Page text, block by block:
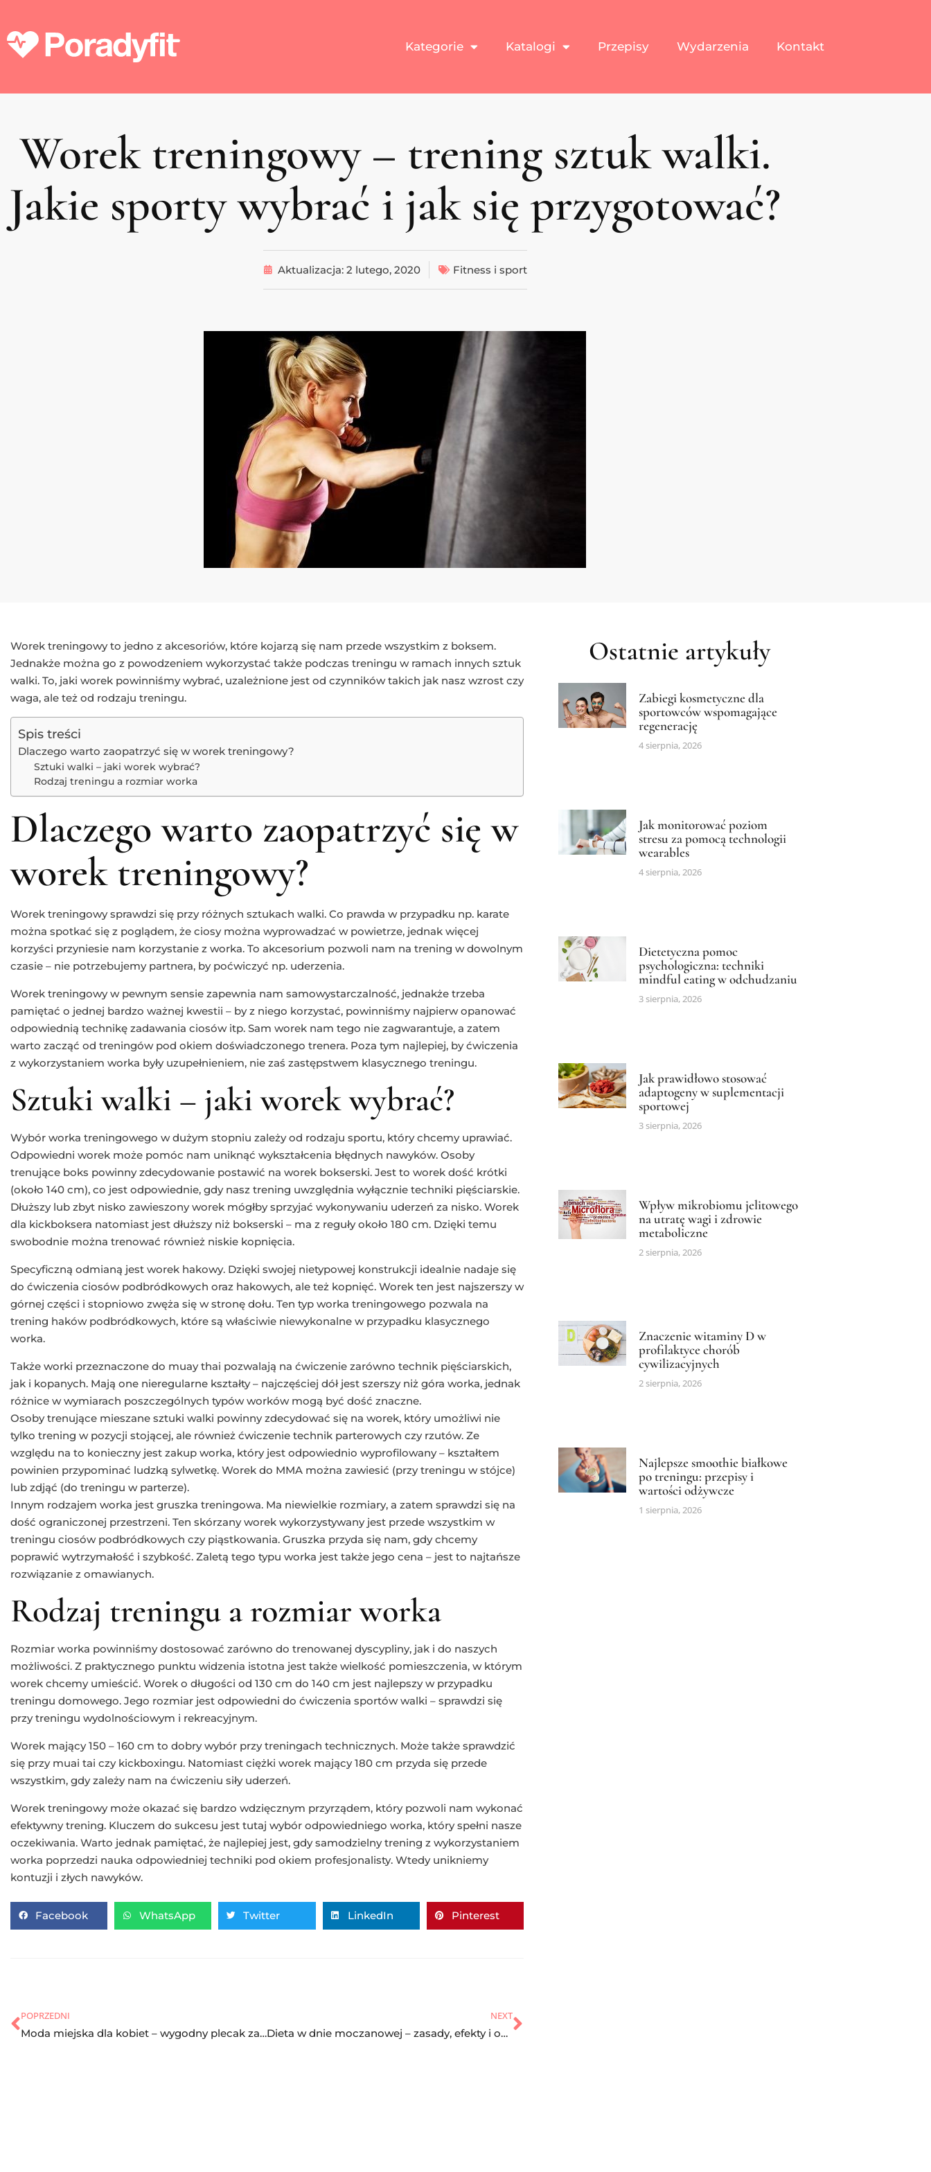
Kategorie Katalogi Przepisy Wydarzenia Kontakt
Worek treningowy – trening sztuk walki.
Jakie sporty wybrać i jak się przygotować?
Aktualizacja: 2 lutego, 2020 Fitness i sport
Worek treningowy to jedno z akcesoriów, które kojarzą się nam przede wszystkim z boksem.
Jednakże można go z powodzeniem wykorzystać także podczas treningu w ramach innych sztuk
walki. To, jaki worek powinniśmy wybrać, uzależnione jest od czynników takich jak nasz wzrost czy
waga, ale też od rodzaju treningu.
Spis treści
Dlaczego warto zaopatrzyć się w worek treningowy?
Sztuki walki – jaki worek wybrać?
Rodzaj treningu a rozmiar worka
Dlaczego warto zaopatrzyć się w
worek treningowy?
Worek treningowy sprawdzi się przy różnych sztukach walki. Co prawda w przypadku np. karate
można spotkać się z poglądem, że ciosy można wyprowadzać w powietrze, jednak więcej
korzyści przyniesie nam korzystanie z worka. To akcesorium pozwoli nam na trening w dowolnym
czasie – nie potrzebujemy partnera, by poćwiczyć np. uderzenia.
Worek treningowy w pewnym sensie zapewnia nam samowystarczalność, jednakże trzeba
pamiętać o jednej bardzo ważnej kwestii – by z niego korzystać, powinniśmy najpierw opanować
odpowiednią technikę zadawania ciosów itp. Sam worek nam tego nie zagwarantuje, a zatem
warto zacząć od treningów pod okiem doświadczonego trenera. Poza tym najlepiej, by ćwiczenia
z wykorzystaniem worka były uzupełnieniem, nie zaś zastępstwem klasycznego treningu.
Sztuki walki – jaki worek wybrać?
Wybór worka treningowego w dużym stopniu zależy od rodzaju sportu, który chcemy uprawiać.
Odpowiedni worek może pomóc nam uniknąć wykształcenia błędnych nawyków. Osoby
trenujące boks powinny zdecydowanie postawić na worek bokserski. Jest to worek dość krótki
(około 140 cm), co jest odpowiednie, gdy nasz trening uwzględnia wyłącznie techniki pięściarskie.
Dłuższy lub zbyt nisko zawieszony worek mógłby sprzyjać wykonywaniu uderzeń za nisko. Worek
dla kickboksera natomiast jest dłuższy niż bokserski – ma z reguły około 180 cm. Dzięki temu
swobodnie można trenować również niskie kopnięcia.
Specyficzną odmianą jest worek hakowy. Dzięki swojej nietypowej konstrukcji idealnie nadaje się
do ćwiczenia ciosów podbródkowych oraz hakowych, ale też kopnięć. Worek ten jest najszerszy w
górnej części i stopniowo zwęża się w stronę dołu. Ten typ worka treningowego pozwala na
trening haków podbródkowych, które są właściwie niewykonalne w przypadku klasycznego
worka.
Także worki przeznaczone do muay thai pozwalają na ćwiczenie zarówno technik pięściarskich,
jak i kopanych. Mają one nieregularne kształty – najczęściej dół jest szerszy niż góra worka, jednak
różnice w wymiarach poszczególnych typów worków mogą być dość znaczne.
Osoby trenujące mieszane sztuki walki powinny zdecydować się na worek, który umożliwi nie
tylko trening w pozycji stojącej, ale również ćwiczenie technik parterowych czy rzutów. Ze
względu na to konieczny jest zakup worka, który jest odpowiednio wyprofilowany – kształtem
powinien przypominać ludzką sylwetkę. Worek do MMA można zawiesić (przy treningu w stójce)
lub zdjąć (do treningu w parterze).
Innym rodzajem worka jest gruszka treningowa. Ma niewielkie rozmiary, a zatem sprawdzi się na
dość ograniczonej przestrzeni. Ten skórzany worek wykorzystywany jest przede wszystkim w
treningu ciosów podbródkowych czy piąstkowania. Gruszka przyda się nam, gdy chcemy
poprawić wytrzymałość i szybkość. Zaletą tego typu worka jest także jego cena – jest to najtańsze
rozwiązanie z omawianych.
Rodzaj treningu a rozmiar worka
Rozmiar worka powinniśmy dostosować zarówno do trenowanej dyscypliny, jak i do naszych
możliwości. Z praktycznego punktu widzenia istotna jest także wielkość pomieszczenia, w którym
worek chcemy umieścić. Worek o długości od 130 cm do 140 cm jest najlepszy w przypadku
treningu domowego. Jego rozmiar jest odpowiedni do ćwiczenia sportów walki – sprawdzi się
przy treningu wydolnościowym i rekreacyjnym.
Worek mający 150 – 160 cm to dobry wybór przy treningach technicznych. Może także sprawdzić
się przy muai tai czy kickboxingu. Natomiast ciężki worek mający 180 cm przyda się przede
wszystkim, gdy zależy nam na ćwiczeniu siły uderzeń.
Worek treningowy może okazać się bardzo wdzięcznym przyrządem, który pozwoli nam wykonać
efektywny trening. Kluczem do sukcesu jest tutaj wybór odpowiedniego worka, który spełni nasze
oczekiwania. Warto jednak pamiętać, że najlepiej jest, gdy samodzielny trening z wykorzystaniem
worka poprzedzi nauka odpowiedniej techniki pod okiem profesjonalisty. Wtedy unikniemy
kontuzji i złych nawyków.
Facebook WhatsApp Twitter LinkedIn Pinterest
POPRZEDNI
Moda miejska dla kobiet – wygodny plecak zamiast torebki
NEXT
Dieta w dnie moczanowej – zasady, efekty i opinie
Ostatnie artykuły
Zabiegi kosmetyczne dla
sportowców wspomagające
regenerację
4 sierpnia, 2026
Jak monitorować poziom
stresu za pomocą technologii
wearables
4 sierpnia, 2026
Dietetyczna pomoc
psychologiczna: techniki
mindful eating w odchudzaniu
3 sierpnia, 2026
Jak prawidłowo stosować
adaptogeny w suplementacji
sportowej
3 sierpnia, 2026
Wpływ mikrobiomu jelitowego
na utratę wagi i zdrowie
metaboliczne
2 sierpnia, 2026
Znaczenie witaminy D w
profilaktyce chorób
cywilizacyjnych
2 sierpnia, 2026
Najlepsze smoothie białkowe
po treningu: przepisy i
wartości odżywcze
1 sierpnia, 2026